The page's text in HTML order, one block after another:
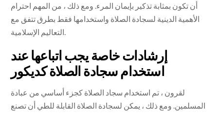
أن تكون بمثابة تذكير بإيمان المرء. ومع ذلك ، من المهم احترام
الأهمية الدينية لسجادة الصلاة واستخدامها فقط بطرق تتفق مع
التعاليم الإسلامية.
إرشادات خاصة يجب اتباعها عند
استخدام سجادة الصلاة كديكور
لقرون ، تم استخدام سجاد الصلاة كجزء أساسي من عبادة
المسلمين. ومع ذلك ، يمكن لسجادة الصلاة القابلة للطي أن تصنع